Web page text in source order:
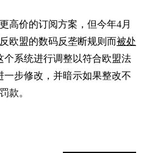
高价的订阅方案，但今年4月
欧盟的数码反垄断规则而被处
个系统进行调整以符合欧盟法
步修改，并暗示如果整改不
款。